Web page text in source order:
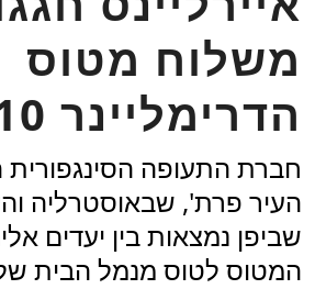
משלוח מטוס
הדרימליינר 787-10
חברת התעופה הסינגפורית
העיר פרת', שבאוסטרליה
שביפן נמצאות בין יעדים
המטוס לטוס מנמל הבית